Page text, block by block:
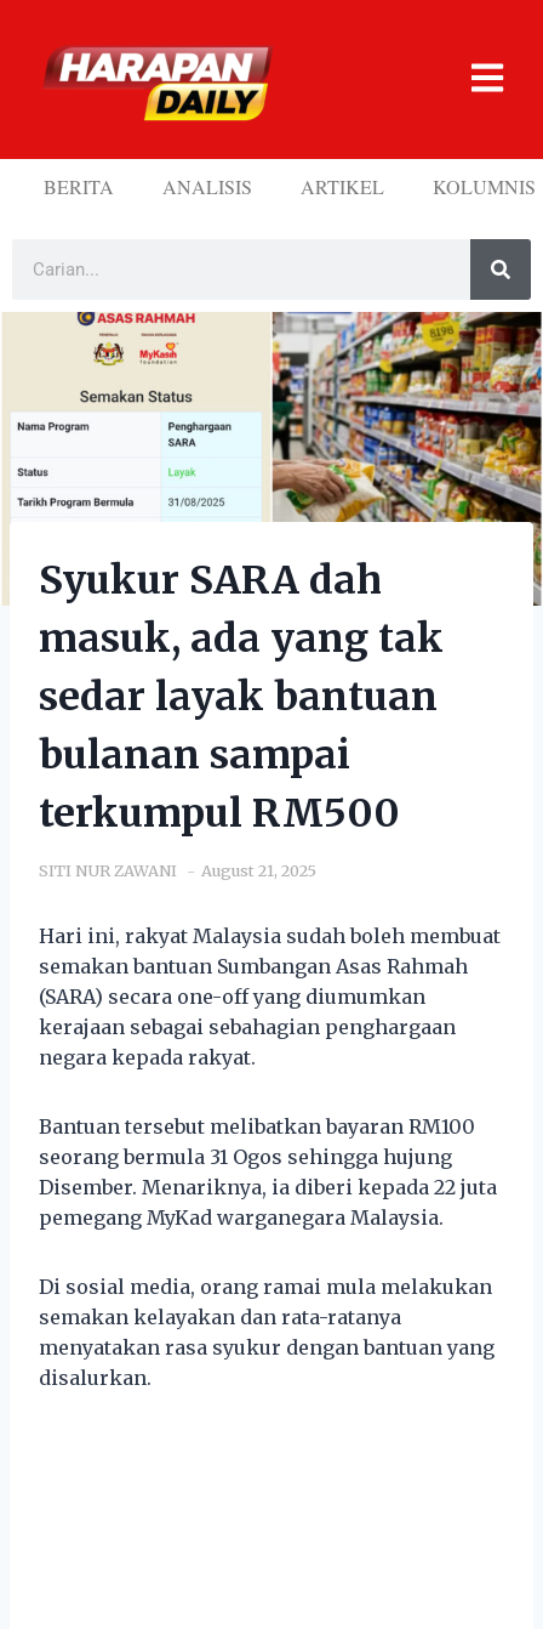
BERITA ANALISIS ARTIKEL KOLUMNIS
Syukur SARA dah
masuk, ada yang tak
sedar layak bantuan
bulanan sampai
terkumpul RM500
SITI NUR ZAWANI August 21, 2025
Hari ini, rakyat Malaysia sudah boleh membuat
semakan bantuan Sumbangan Asas Rahmah
(SARA) secara one-off yang diumumkan
kerajaan sebagai sebahagian penghargaan
negara kepada rakyat.
Bantuan tersebut melibatkan bayaran RM100
seorang bermula 31 Ogos sehingga hujung
Disember. Menariknya, ia diberi kepada 22 juta
pemegang MyKad warganegara Malaysia.
Di sosial media, orang ramai mula melakukan
semakan kelayakan dan rata-ratanya
menyatakan rasa syukur dengan bantuan yang
disalurkan.